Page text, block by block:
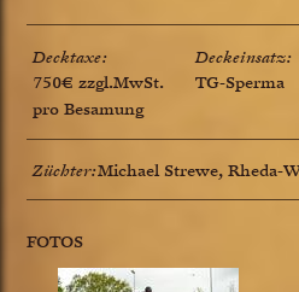
Decktaxe:
750€ zzgl.MwSt.
pro Besamung
Deckeinsatz:
TG-Sperma
Züchter:Michael Strewe, Rheda-
FOTOS